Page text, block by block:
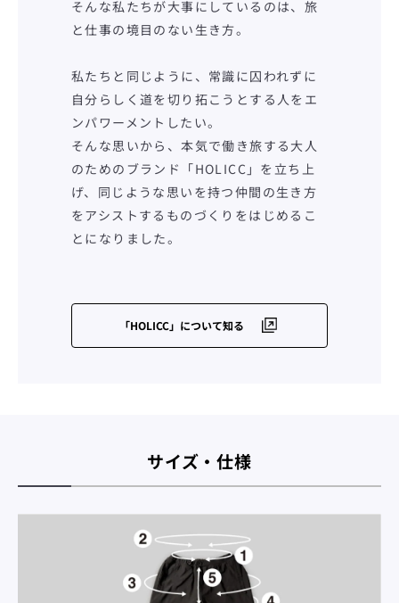
そんな私たちが大事にしているのは、旅
と仕事の境目のない生き方。
私たちと同じように、常識に囚われずに
自分らしく道を切り拓こうとする人をエ
ンパワーメントしたい。
そんな思いから、本気で働き旅する大人
のためのブランド「HOLICC」を立ち上
げ、同じような思いを持つ仲間の生き方
をアシストするものづくりをはじめるこ
とになりました。
「HOLICC」について知る
サイズ・仕様